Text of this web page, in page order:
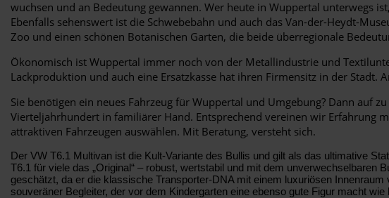
wuchsen und an Bedeutung gewannen. Wer heute in Wuppertal unterwegs
Ebenfalls sehenswert ist die Schwebebahn und auch das Van-der-Heydt-
Zoo und einen schönen Botanischen Garten, die beide überregionale
Ökonomisch ist Wuppertal immer noch von der Metallindustrie und
Lackproduktion und auch eine Ersatzkasse hat ihren Firmensitz in der
Sie benötigen ein neues Fahrzeug für Wuppertal und Umgebung? Dann auf
Vierteljahrhundert in familiärer Hand. Entsprechend vereinen wir Erfahrung
attraktiven Fahrzeugen auswählen. Mit Beratung, versteht sich.
Der VW T6.1 Multivan ist die Kult-Variante des Bullis und gilt als das ultimative
T6.1 für viele das „Original“ – robust, wertstabil und mit dem
geschätzt, da er die klassische Transporter-DNA mit einem luxuriösen
souveräner Begleiter, der vor dem Kindergarten eine ebenso gute Figur macht